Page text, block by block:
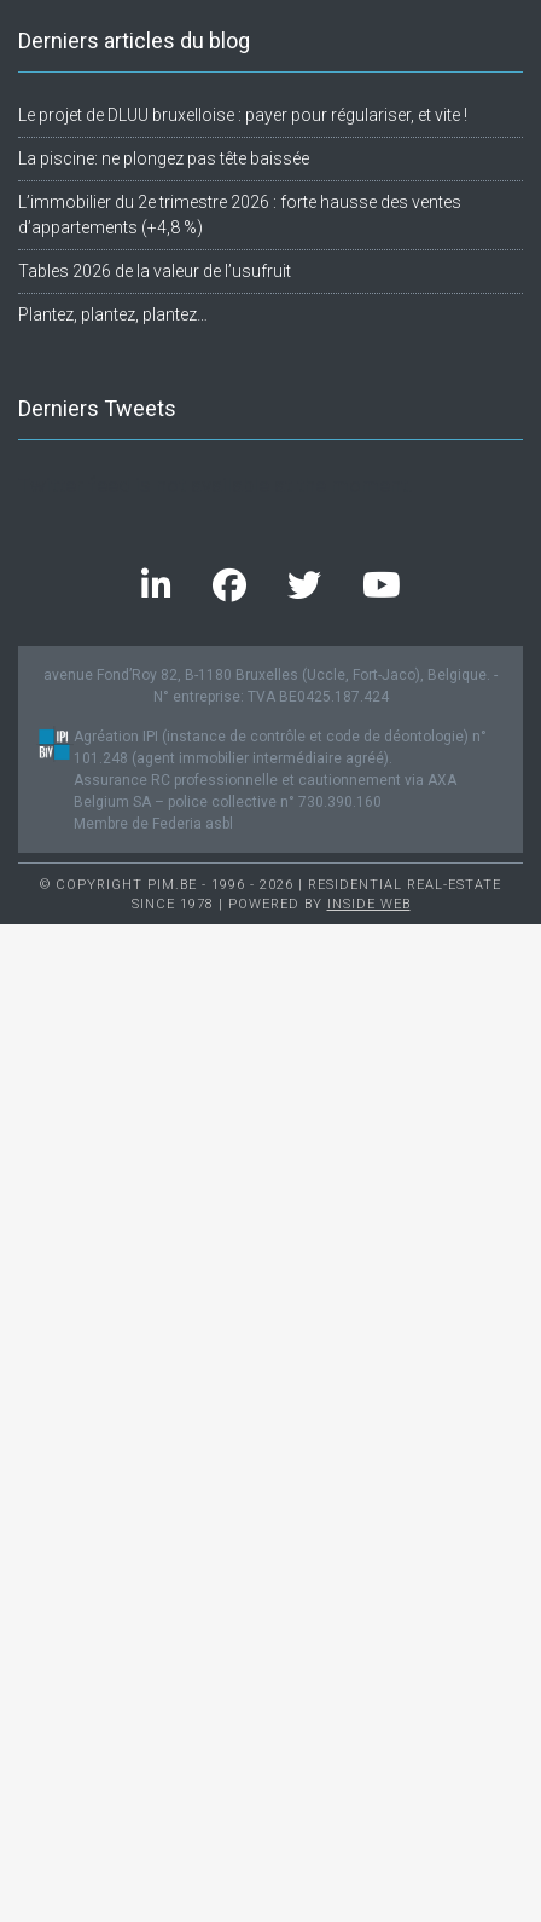
Derniers articles du blog
Le projet de DLUU bruxelloise : payer pour régulariser, et vite !
La piscine: ne plongez pas tête baissée
L’immobilier du 2e trimestre 2026 : forte hausse des ventes
d’appartements (+4,8 %)
Tables 2026 de la valeur de l’usufruit
Plantez, plantez, plantez…
Derniers Tweets
avenue Fond’Roy 82, B-1180 Bruxelles (Uccle, Fort-Jaco), Belgique. -
N° entreprise: TVA BE0425.187.424
Agréation IPI (instance de contrôle et code de déontologie) n°
101.248 (agent immobilier intermédiaire agréé).
Assurance RC professionnelle et cautionnement via AXA
Belgium SA – police collective n° 730.390.160
Membre de Federia asbl
© COPYRIGHT PIM.BE - 1996 - 2026 | RESIDENTIAL REAL-ESTATE
SINCE 1978 | POWERED BY INSIDE WEB